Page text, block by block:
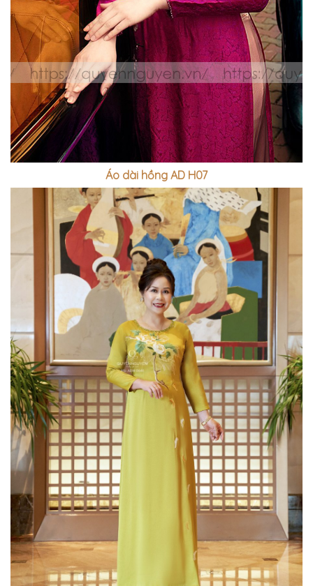
Áo dài hồng AD H07